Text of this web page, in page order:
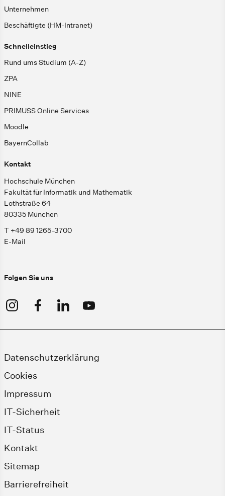
Unternehmen
Beschäftigte (HM-Intranet)
Schnelleinstieg
Rund ums Studium (A-Z)
ZPA
NINE
PRIMUSS Online Services
Moodle
BayernCollab
Kontakt
Hochschule München
Fakultät für Informatik und Mathematik
Lothstraße 64
80335 München
T +49 89 1265-3700
E-Mail
Folgen Sie uns
Datenschutzerklärung
Cookies
Impressum
IT-Sicherheit
IT-Status
Kontakt
Sitemap
Barrierefreiheit